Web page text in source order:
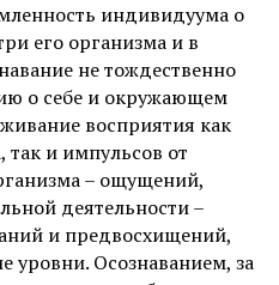
индивидуума о
его организма и в
не тождественно
о себе и окружающем
восприятия как
и импульсов от
– ощущений,
деятельности –
и предвосхищений,
уровни. Осознаванием, за